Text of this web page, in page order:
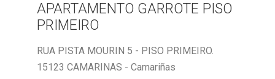
APARTAMENTO GARROTE PISO
PRIMEIRO
RUA PISTA MOURIN 5 - PISO PRIMEIRO.
15123 CAMARINAS - Camariñas